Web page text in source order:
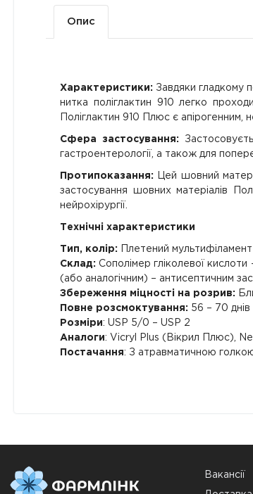
Опис
Характеристики: Завдяки гладкому
нитка поліглактин 910 легко
Поліглактин 910 Плюс є апірогенним,
Сфера застосування:
гастроентерології, а також для
Протипоказання: Цей шовний
застосування шовних матеріалів
нейрохірургії.
Технічні характеристики
Тип, колір: Плетений
Склад: Сополімер гліколевої кислоти
(або аналогічним) – антисептичним
Збереження міцності на розрив:
Повне розсмоктування: 56 – 70 днів
Розміри: USP 5/0 – USP 2
Аналоги: Vicryl Plus (Вікрил Плюс),
Постачання: З атравматичною
Вакансії